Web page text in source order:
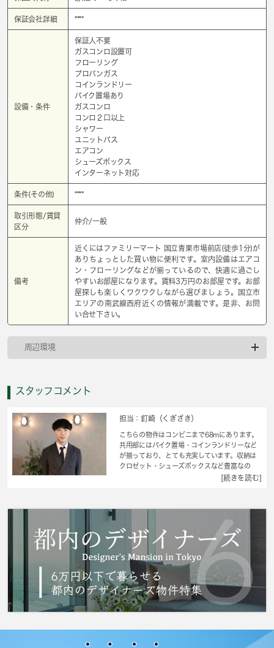
保証会社詳細 ****
設備・条件
保証人不要
ガスコンロ設置可
フローリング
プロパンガス
コインランドリー
バイク置場あり
ガスコンロ
コンロ２口以上
シャワー
ユニットバス
エアコン
シューズボックス
インターネット対応
条件(その他) ****
取引形態/賃貸
区分
仲介/一般
備考
近くにはファミリーマート 国立青果市場前店(徒歩1分)が
ありちょっとした買い物に便利です。室内設備はエアコ
ン・フローリングなどが揃っているので、快適に過ごし
やすいお部屋になります。賃料3万円のお部屋です。お部
屋探しも楽しくワクワクしながら選びましょう。国立市
エリアの南武線西府近くの情報が満載です。是非、お問
い合せ下さい。
周辺環境
スタッフコメント
担当：釘崎（くぎざき）
こちらの物件はコンビニまで68mにあります。
共用部にはバイク置場・コインランドリーなど
が揃っており、とても充実しています。収納は
クロゼット・シューズボックスなど豊富なの
で、広々と空間を利用することも可能です。室
す。こちらのマンションは月々の家賃が3万円で
るマンションです。国立市で新たな生活を始め
るなら、南武線西府近くはいかがでしょうか？
住まい探しは、 城南コミュニティにお任せ下
さい。
[続きを読む]